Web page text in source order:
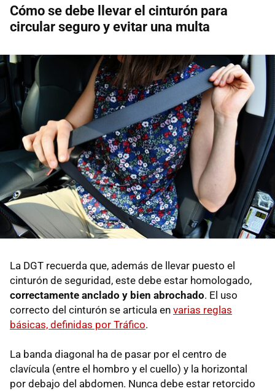
Cómo se debe llevar el cinturón para
circular seguro y evitar una multa
La DGT recuerda que, además de llevar puesto el
cinturón de seguridad, este debe estar homologado,
correctamente anclado y bien abrochado. El uso
correcto del cinturón se articula en varias reglas
básicas, definidas por Tráfico.
La banda diagonal ha de pasar por el centro de
clavícula (entre el hombro y el cuello) y la horizontal
por debajo del abdomen. Nunca debe estar retorcido